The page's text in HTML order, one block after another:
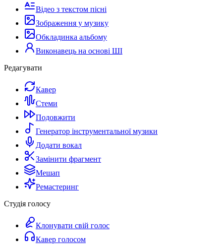
Відео з текстом пісні
Зображення у музику
Обкладинка альбому
Виконавець на основі ШІ
Редагувати
Кавер
Стеми
Подовжити
Генератор інструментальної музики
Додати вокал
Замінити фрагмент
Мешап
Ремастеринг
Студія голосу
Клонувати свій голос
Кавер голосом